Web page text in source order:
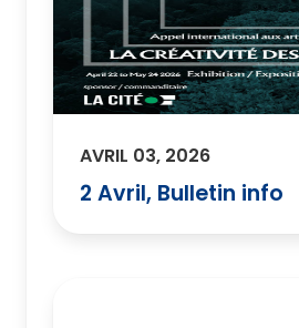
AVRIL 03, 2026
2 Avril, Bulletin info